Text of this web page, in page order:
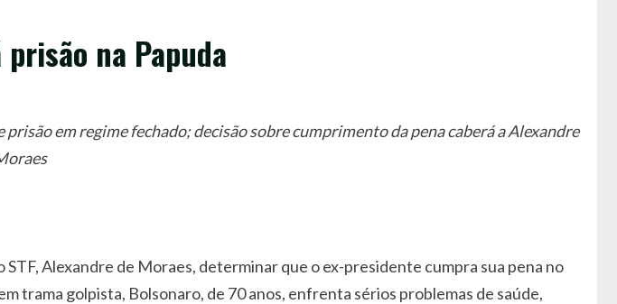
na Papuda
em regime fechado; decisão sobre cumprimento da pena caberá a Alexandre
Alexandre de Moraes, determinar que o ex-presidente cumpra sua pena no
trama golpista, Bolsonaro, de 70 anos, enfrenta sérios problemas de saúde,